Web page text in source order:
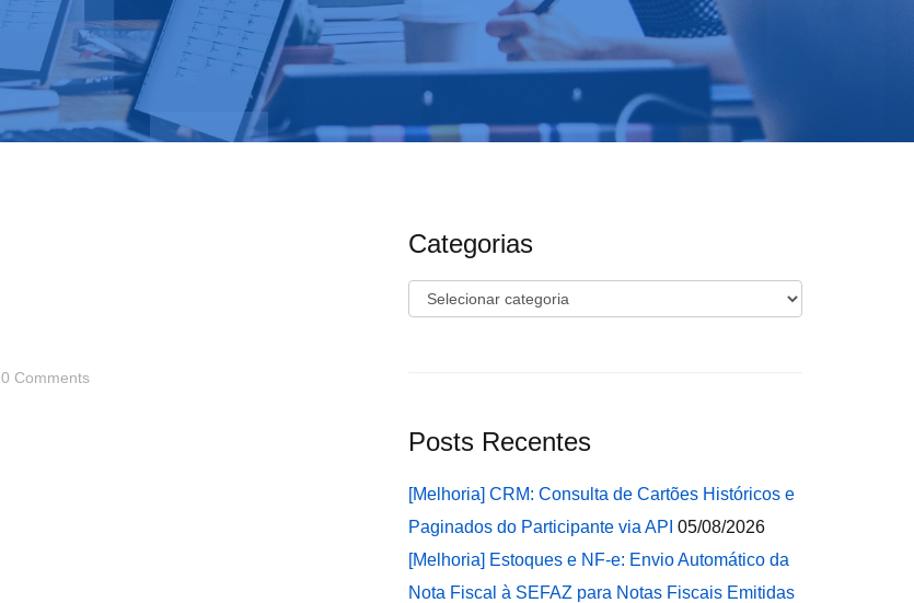
0 Comments
Categorias
Categorias
Posts Recentes
[Melhoria] CRM: Consulta de Cartões Históricos e
Paginados do Participante via API 05/08/2026
[Melhoria] Estoques e NF-e: Envio Automático da
Nota Fiscal à SEFAZ para Notas Fiscais Emitidas